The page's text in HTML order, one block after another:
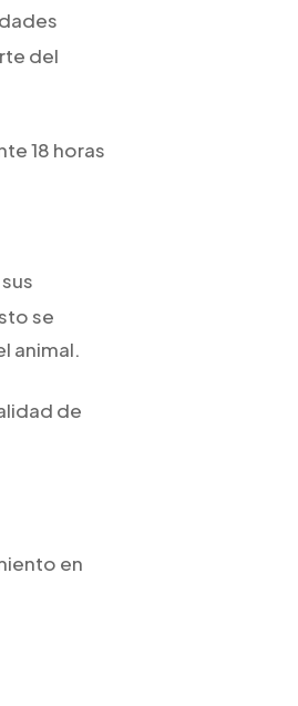
del
18 horas
se
animal.
de
en